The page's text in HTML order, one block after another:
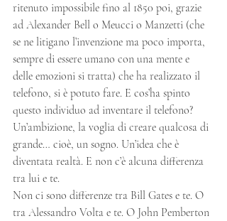
ritenuto impossibile fino al 1850 poi, grazie
ad Alexander Bell o Meucci o Manzetti (che
se ne litigano l’invenzione ma poco importa,
sempre di essere umano con una mente e
delle emozioni si tratta) che ha realizzato il
telefono, si è potuto fare. E cos’ha spinto
questo individuo ad inventare il telefono?
Un’ambizione, la voglia di creare qualcosa di
grande… cioè, un sogno. Un’idea che è
diventata realtà. E non c’è alcuna differenza
tra lui e te.
Non ci sono differenze tra Bill Gates e te. O
tra Alessandro Volta e te. O John Pemberton